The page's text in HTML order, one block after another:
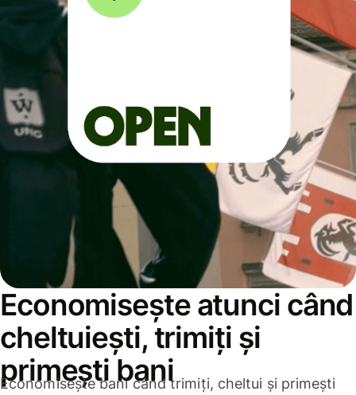
Economisește atunci când
cheltuiești, trimiți și
primești bani
Economisește bani când trimiți, cheltui și primești